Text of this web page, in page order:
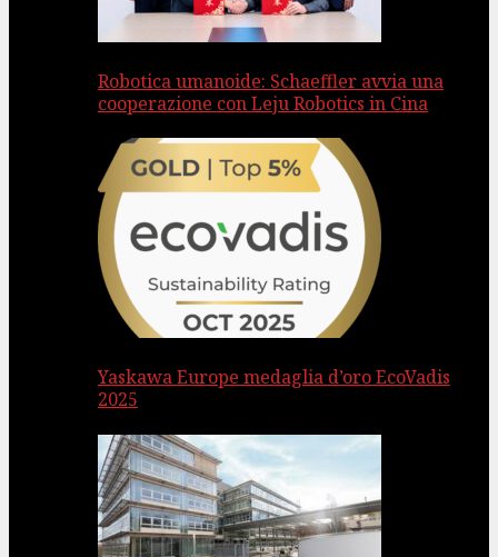
Robotica umanoide: Schaeffler avvia una
cooperazione con Leju Robotics in Cina
Yaskawa Europe medaglia d’oro EcoVadis
2025